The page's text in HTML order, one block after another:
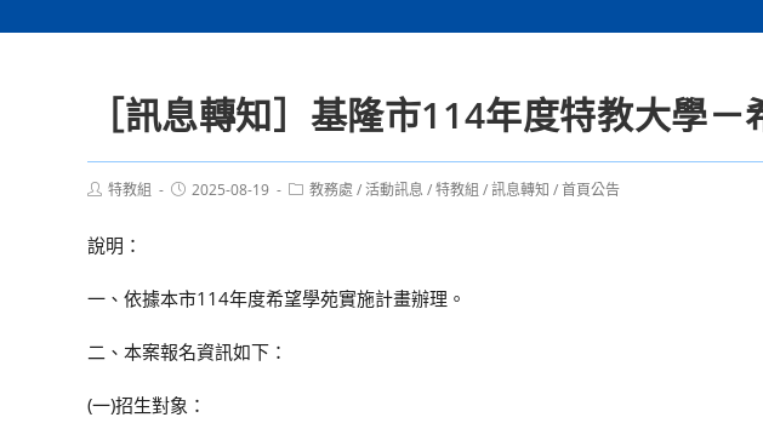
［訊息轉知］基隆市114年度特教大學
Post特教組
Post2025-08-19
Post教務處 /活動訊息 /特教組 /訊息轉知 /首頁公告
說明：
一、依據本市114年度希望學苑實施計畫辦理。
二、本案報名資訊如下：
(一)招生對象：